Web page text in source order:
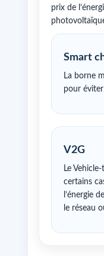
prix de
Smart
La borne
pour
V2G
Le
certains
l’énergie
le réseau